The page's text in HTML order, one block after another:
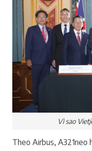
Vì sao
Theo Airbus, A321neo